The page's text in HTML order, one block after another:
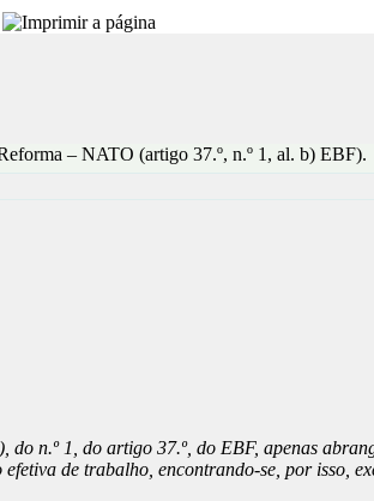
– NATO (artigo 37.º, n.º 1, al. b) EBF).
n.º 1, do artigo 37.º, do EBF, apenas
efetiva de trabalho, encontrando-se, por isso,